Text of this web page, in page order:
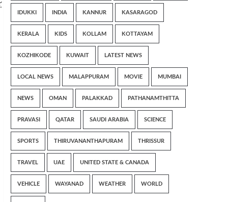
IDUKKI INDIA KANNUR KASARAGOD
KERALA KIDS KOLLAM KOTTAYAM
KOZHIKODE KUWAIT LATEST NEWS
LOCAL NEWS MALAPPURAM MOVIE MUMBAI
NEWS OMAN PALAKKAD PATHANAMTHITTA
PRAVASI QATAR SAUDI ARABIA SCIENCE
SPORTS THIRUVANANTHAPURAM THRISSUR
TRAVEL UAE UNITED STATE & CANADA
VEHICLE WAYANAD WEATHER WORLD